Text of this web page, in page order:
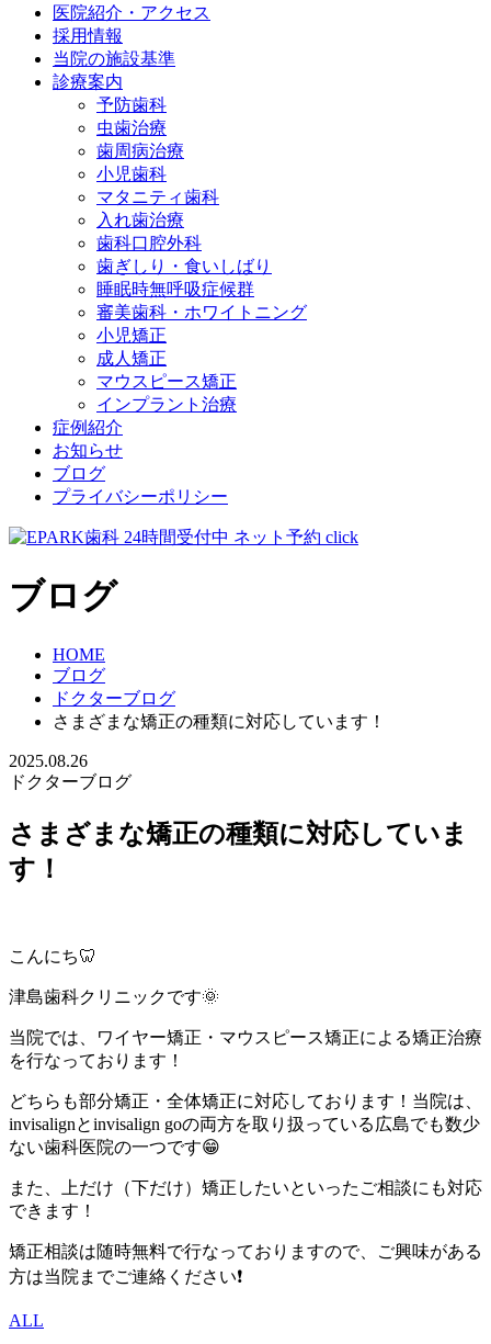
医院紹介・アクセス
採用情報
当院の施設基準
診療案内
予防歯科
虫歯治療
歯周病治療
小児歯科
マタニティ歯科
入れ歯治療
歯科口腔外科
歯ぎしり・食いしばり
睡眠時無呼吸症候群
審美歯科・ホワイトニング
小児矯正
成人矯正
マウスピース矯正
インプラント治療
症例紹介
お知らせ
ブログ
プライバシーポリシー
ブログ
HOME
ブログ
ドクターブログ
さまざまな矯正の種類に対応しています！
2025.08.26
ドクターブログ
さまざまな矯正の種類に対応していま
す！
こんにち🦷
津島歯科クリニックです🌞
当院では、ワイヤー矯正・マウスピース矯正による矯正治療
を行なっております！
どちらも部分矯正・全体矯正に対応しております！当院は、
invisalignとinvisalign goの両方を取り扱っている広島でも数少
ない歯科医院の一つです😁
また、上だけ（下だけ）矯正したいといったご相談にも対応
できます！
矯正相談は随時無料で行なっておりますので、ご興味がある
方は当院までご連絡ください❗
ALL